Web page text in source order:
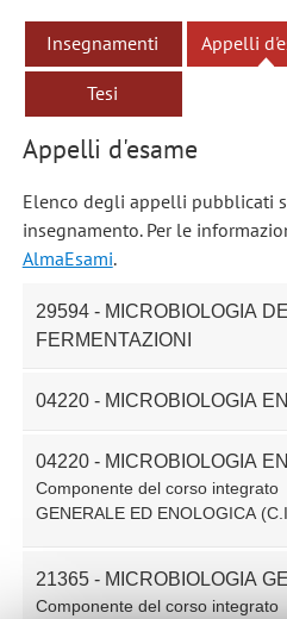
Insegnamenti Appelli
Tesi
Appelli d'esame
Elenco degli appelli pubblicati
insegnamento. Per le
AlmaEsami.
29594 - MICROBIOLOGIA
FERMENTAZIONI
04220 - MICROBIOLOGIA
04220 - MICROBIOLOGIA
Componente del corso integrato
GENERALE ED ENOLOGICA
21365 - MICROBIOLOGIA
Componente del corso integrato